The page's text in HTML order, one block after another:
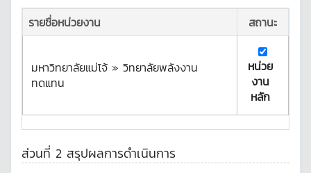
รายชื่อหน่วยงาน สถานะ
มหาวิทยาลัยแม่โจ้ » วิทยาลัยพลังงาน
ทดแทน
หน่วย
งาน
หลัก
ส่วนที่ 2 สรุปผลการดำเนินการ